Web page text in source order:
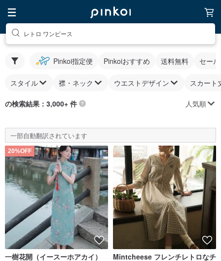
レトロ ワンピース
Pinkoi指定便 Pinkoiおすすめ 送料無料 セー
スタイル 襟・ネック ウエストデザイン スカート
の検索結果：3,000+ 件 人気順
一部自動翻訳されています
20%OFF
一樹花開（イースーホアカイ）
Mintcheese フレンチレトロなチ